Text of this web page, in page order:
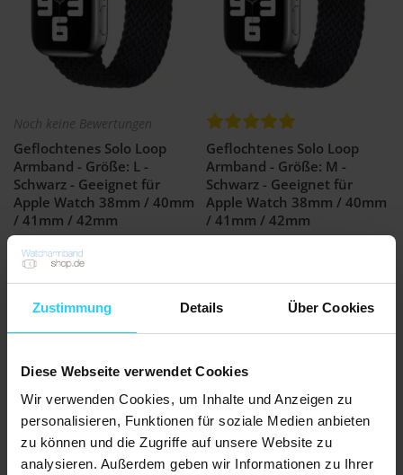
Zustimmung Details Über Cookies
Diese Webseite verwendet Cookies
Wir verwenden Cookies, um Inhalte und Anzeigen zu
personalisieren, Funktionen für soziale Medien anbieten
zu können und die Zugriffe auf unsere Website zu
analysieren. Außerdem geben wir Informationen zu Ihrer
Noch keine Bewertungen
Geflochtenes Solo Loop
Armband - Größe: L -
Schwarz - Geeignet für
Apple Watch 38mm / 40mm
/ 41mm / 42mm
€ 22,95
Geflochtenes Solo Loop
Armband - Größe: M -
Schwarz - Geeignet für
Apple Watch 38mm / 40mm
/ 41mm / 42mm